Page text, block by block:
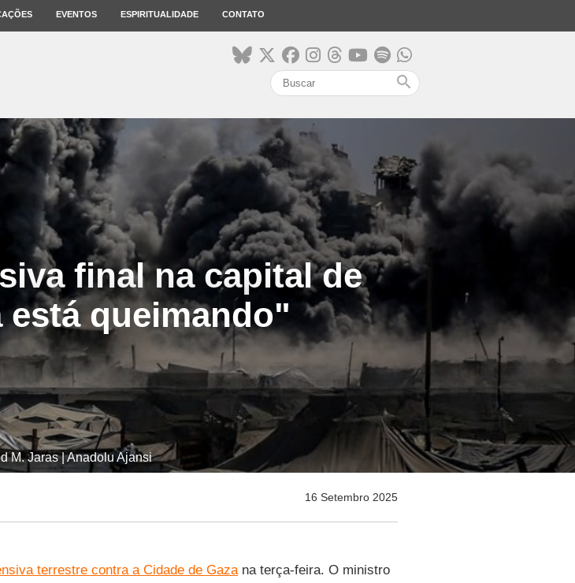
EVENTOS ESPIRITUALIDADE CONTATO
search
final na capital de
está queimando"
M. Jaras | Anadolu Ajansi
16 Setembro 2025
terrestre contra a Cidade de Gazana terça-feira. O ministro